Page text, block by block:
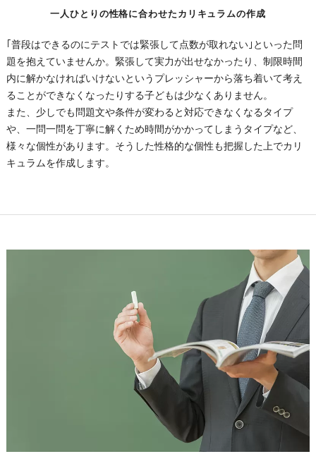
一人ひとりの性格に合わせたカリキュラムの作成
｢普段はできるのにテストでは緊張して点数が取れない｣といった問
題を抱えていませんか。緊張して実力が出せなかったり、制限時間
内に解かなければいけないというプレッシャーから落ち着いて考え
ることができなくなったりする子どもは少なくありません。
また、少しでも問題文や条件が変わると対応できなくなるタイプ
や、一問一問を丁寧に解くため時間がかかってしまうタイプなど、
様々な個性があります。そうした性格的な個性も把握した上でカリ
キュラムを作成します。